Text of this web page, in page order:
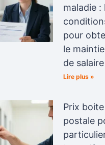
maladie :
pour
le
de salaire
Lire plus »
Prix boite
postale